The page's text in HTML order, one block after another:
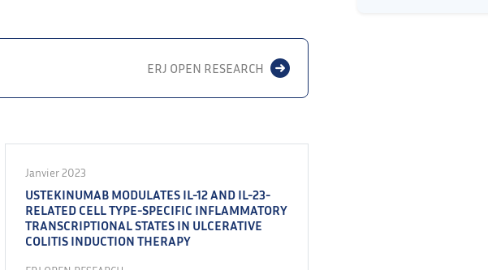
ERJ OPEN RESEARCH
Janvier 2023
USTEKINUMAB MODULATES IL-12 AND IL-23-
RELATED CELL TYPE-SPECIFIC INFLAMMATORY
TRANSCRIPTIONAL STATES IN ULCERATIVE
COLITIS INDUCTION THERAPY